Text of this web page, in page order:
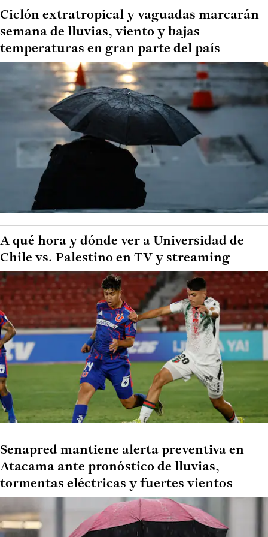
Ciclón extratropical y vaguadas marcarán
semana de lluvias, viento y bajas
temperaturas en gran parte del país
A qué hora y dónde ver a Universidad de
Chile vs. Palestino en TV y streaming
Senapred mantiene alerta preventiva en
Atacama ante pronóstico de lluvias,
tormentas eléctricas y fuertes vientos